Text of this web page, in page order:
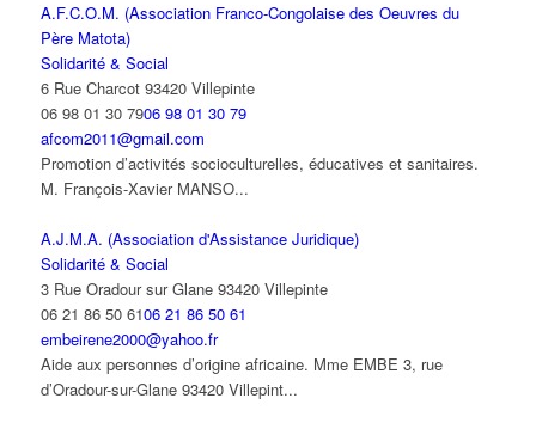
A.F.C.O.M. (Association Franco-Congolaise des Oeuvres du
Père Matota)
Solidarité & Social
6 Rue Charcot 93420 Villepinte
06 98 01 30 7906 98 01 30 79
afcom2011@gmail.com
Promotion d’activités socioculturelles, éducatives et sanitaires.
M. François-Xavier MANSO...
A.J.M.A. (Association d'Assistance Juridique)
Solidarité & Social
3 Rue Oradour sur Glane 93420 Villepinte
06 21 86 50 6106 21 86 50 61
embeirene2000@yahoo.fr
Aide aux personnes d’origine africaine. Mme EMBE 3, rue
d’Oradour-sur-Glane 93420 Villepint...